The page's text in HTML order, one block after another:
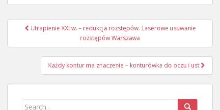
Nawigacja
Utrapienie XXI w. – redukcja rozstępów. Laserowe usuwanie
rozstępów Warszawa
Każdy kontur ma znaczenie – konturówka do oczu i ust
Search